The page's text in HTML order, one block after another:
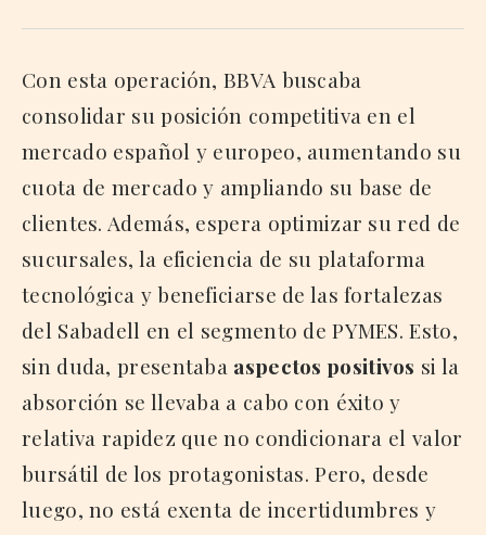
Con esta operación, BBVA buscaba
consolidar su posición competitiva en el
mercado español y europeo, aumentando su
cuota de mercado y ampliando su base de
clientes. Además, espera optimizar su red de
sucursales, la eficiencia de su plataforma
tecnológica y beneficiarse de las fortalezas
del Sabadell en el segmento de PYMES. Esto,
sin duda, presentaba aspectos positivos si la
absorción se llevaba a cabo con éxito y
relativa rapidez que no condicionara el valor
bursátil de los protagonistas. Pero, desde
luego, no está exenta de incertidumbres y